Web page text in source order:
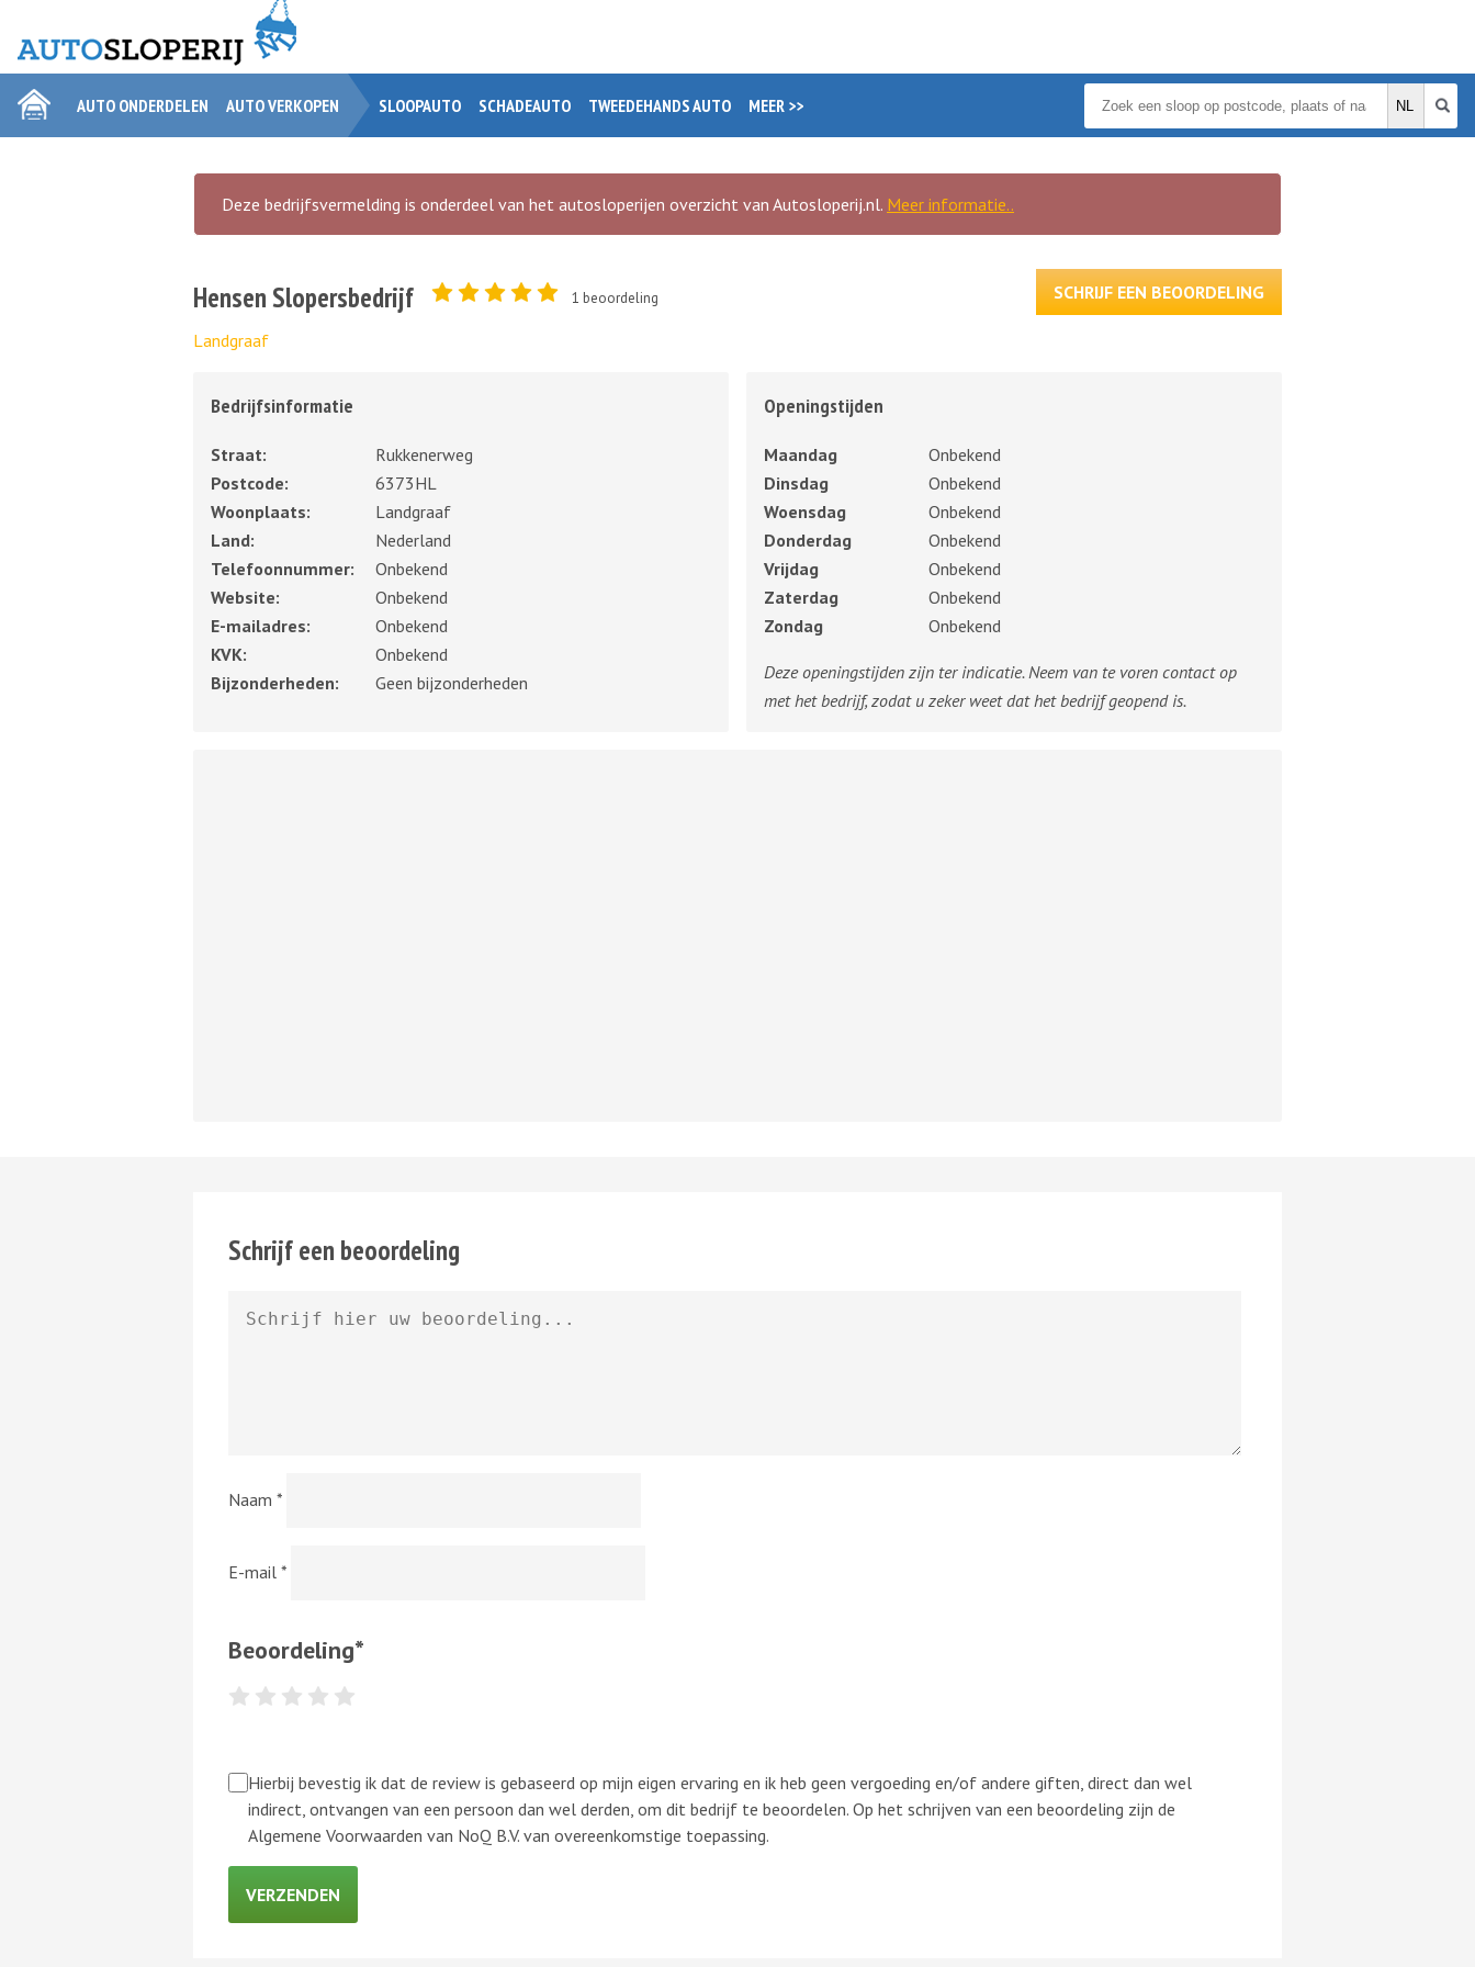
AUTO ONDERDELEN AUTO VERKOPEN SLOOPAUTO SCHADEAUTO TWEEDEHANDS AUTO MEER >>
Deze bedrijfsvermelding is onderdeel van het autosloperijen overzicht van Autosloperij.nl. Meer informatie..
Hensen Slopersbedrijf 1 beoordeling
Landgraaf
SCHRIJF EEN BEOORDELING
Bedrijfsinformatie
Straat:
Rukkenerweg
Postcode:
6373HL
Woonplaats:
Landgraaf
Land:
Nederland
Telefoonnummer:
Onbekend
Website:
Onbekend
E-mailadres:
Onbekend
KVK:
Onbekend
Bijzonderheden:
Geen bijzonderheden
Openingstijden
Maandag
Onbekend
Dinsdag
Onbekend
Woensdag
Onbekend
Donderdag
Onbekend
Vrijdag
Onbekend
Zaterdag
Onbekend
Zondag
Onbekend
Deze openingstijden zijn ter indicatie. Neem van te voren contact op
met het bedrijf, zodat u zeker weet dat het bedrijf geopend is.
Schrijf een beoordeling
Naam *
E-mail *
Beoordeling*
Hierbij bevestig ik dat de review is gebaseerd op mijn eigen ervaring en ik heb geen vergoeding en/of andere giften, direct dan wel
indirect, ontvangen van een persoon dan wel derden, om dit bedrijf te beoordelen. Op het schrijven van een beoordeling zijn de
Algemene Voorwaarden van NoQ B.V. van overeenkomstige toepassing.